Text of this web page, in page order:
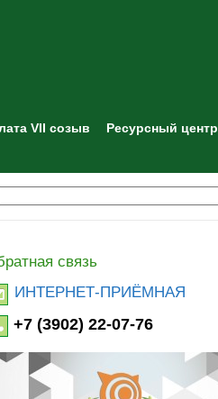
VII созыв
Ресурсный центр
связь
ИНТЕРНЕТ-ПРИЁМНАЯ
+7 (3902) 22-07-76